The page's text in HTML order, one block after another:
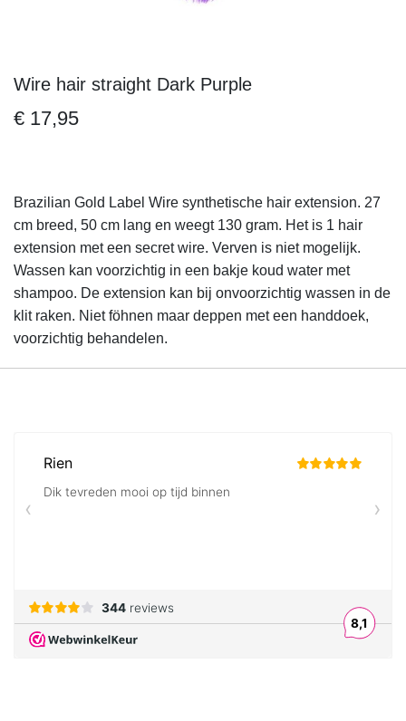
Ga
het
gallerij
Wire hair straight Dark Purple
€ 17,95
Brazilian Gold Label Wire synthetische hair extension. 27
cm breed, 50 cm lang en weegt 130 gram. Het is 1 hair
extension met een secret wire. Verven is niet mogelijk.
Wassen kan voorzichtig in een bakje koud water met
shampoo. De extension kan bij onvoorzichtig wassen in de
klit raken. Niet föhnen maar deppen met een handdoek,
voorzichtig behandelen.